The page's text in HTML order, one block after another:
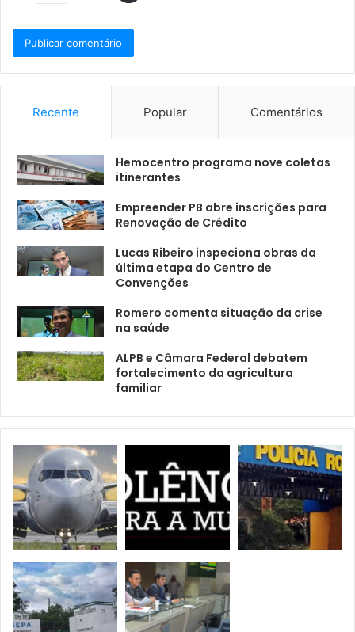
Recente Popular Comentários
Hemocentro programa nove coletas
itinerantes
Empreender PB abre inscrições para
Renovação de Crédito
Lucas Ribeiro inspeciona obras da
última etapa do Centro de
Convenções
Romero comenta situação da crise
na saúde
ALPB e Câmara Federal debatem
fortalecimento da agricultura
familiar